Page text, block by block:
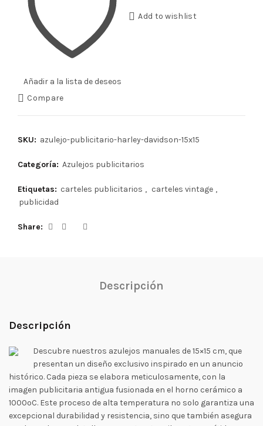
Añadir a la lista de deseos
Add to wishlist
Compare
SKU: azulejo-publicitario-harley-davidson-15x15
Categoría: Azulejos publicitarios
Etiquetas: carteles publicitarios , carteles vintage ,
publicidad
Share
Descripción
Descripción
Descubre nuestros azulejos manuales de 15×15 cm, que
presentan un diseño exclusivo inspirado en un anuncio
histórico. Cada pieza se elabora meticulosamente, con la
imagen publicitaria antigua fusionada en el horno cerámico a
1000ºC. Este proceso de alta temperatura no solo garantiza una
excepcional durabilidad y resistencia, sino que también asegura